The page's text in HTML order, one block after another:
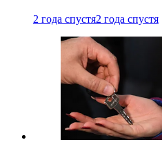
2 года спустя2 года спустя